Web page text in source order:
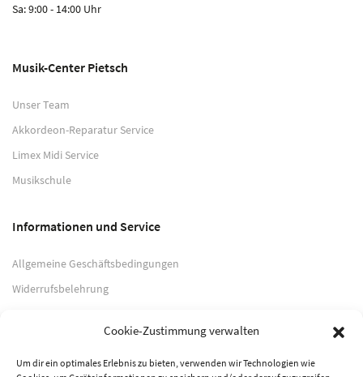
Cookie-Zustimmung verwalten
Um dir ein optimales Erlebnis zu bieten, verwenden wir Technologien wie
Sa: 9:00 - 14:00 Uhr
Musik-Center Pietsch
Unser Team
Akkordeon-Reparatur Service
Limex Midi Service
Musikschule
Informationen und Service
Allgemeine Geschäftsbedingungen
Widerrufsbelehrung
Datenschutzerklärung